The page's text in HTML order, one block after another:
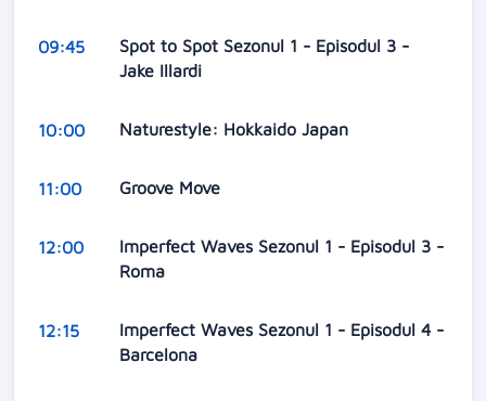
09:45
Spot to Spot Sezonul 1 - Episodul 3 -
Jake Illardi
10:00 Naturestyle: Hokkaido Japan
11:00 Groove Move
12:00
Imperfect Waves Sezonul 1 - Episodul 3 -
Roma
12:15
Imperfect Waves Sezonul 1 - Episodul 4 -
Barcelona